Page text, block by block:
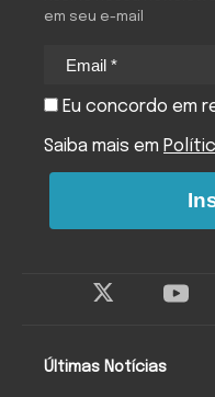
Últimas Notícias
em seu e-mail
Eu concordo em
Saiba mais em